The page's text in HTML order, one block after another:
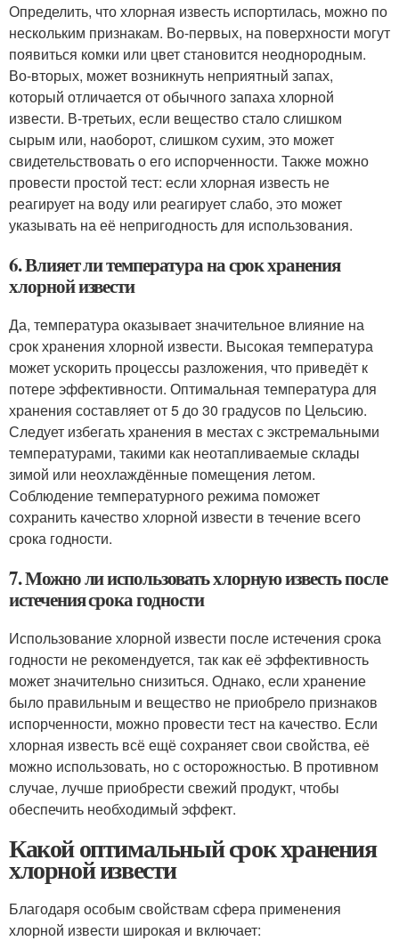
Определить, что хлорная известь испортилась, можно по
нескольким признакам. Во-первых, на поверхности могут
появиться комки или цвет становится неоднородным.
Во-вторых, может возникнуть неприятный запах,
который отличается от обычного запаха хлорной
извести. В-третьих, если вещество стало слишком
сырым или, наоборот, слишком сухим, это может
свидетельствовать о его испорченности. Также можно
провести простой тест: если хлорная известь не
реагирует на воду или реагирует слабо, это может
указывать на её непригодность для использования.
6. Влияет ли температура на срок хранения
хлорной извести
Да, температура оказывает значительное влияние на
срок хранения хлорной извести. Высокая температура
может ускорить процессы разложения, что приведёт к
потере эффективности. Оптимальная температура для
хранения составляет от 5 до 30 градусов по Цельсию.
Следует избегать хранения в местах с экстремальными
температурами, такими как неотапливаемые склады
зимой или неохлаждённые помещения летом.
Соблюдение температурного режима поможет
сохранить качество хлорной извести в течение всего
срока годности.
7. Можно ли использовать хлорную известь после
истечения срока годности
Использование хлорной извести после истечения срока
годности не рекомендуется, так как её эффективность
может значительно снизиться. Однако, если хранение
было правильным и вещество не приобрело признаков
испорченности, можно провести тест на качество. Если
хлорная известь всё ещё сохраняет свои свойства, её
можно использовать, но с осторожностью. В противном
случае, лучше приобрести свежий продукт, чтобы
обеспечить необходимый эффект.
Какой оптимальный срок хранения
хлорной извести
Благодаря особым свойствам сфера применения
хлорной извести широкая и включает: